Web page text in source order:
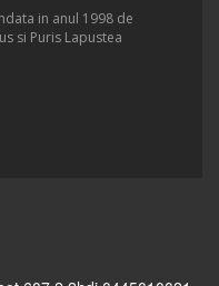
in anul 1998 de
si Puris Lapustea